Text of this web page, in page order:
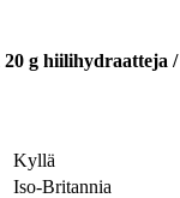
20 g hiilihydraatteja /
Kyllä
Iso-Britannia